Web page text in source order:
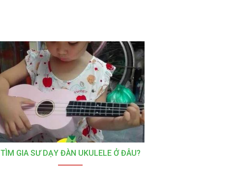
TÌM GIA SƯ DẠY ĐÀN UKULELE Ở ĐÂU?